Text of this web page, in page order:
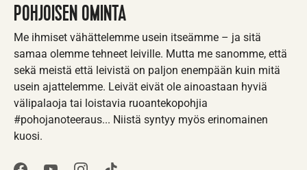
POHJOISEN OMINTA
Me ihmiset vähättelemme usein itseämme – ja sitä
samaa olemme tehneet leiville. Mutta me sanomme, että
sekä meistä että leivistä on paljon enempään kuin mitä
usein ajattelemme. Leivät eivät ole ainoastaan hyviä
välipalaoja tai loistavia ruoantekopohjia
#pohojanoteeraus... Niistä syntyy myös erinomainen
kuosi.